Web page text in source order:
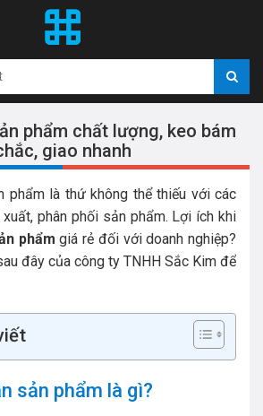
phẩm chất lượng, keo bám
giao nhanh
phẩm là thứ không thể thiếu với các
phân phối sản phẩm. Lợi ích khi
phẩm giá rẻ đối với doanh nghiệp?
đây của công ty TNHH Sắc Kim để
sản phẩm là gì?